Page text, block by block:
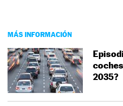
MÁS INFORMACIÓN
2035?